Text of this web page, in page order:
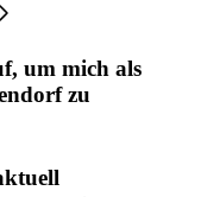
um mich als
zu